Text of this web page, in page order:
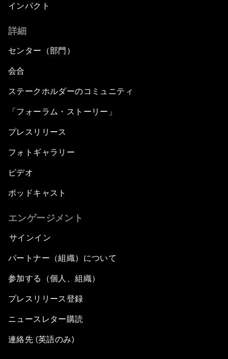
インパクト
詳細
センター（部門）
会合
ステークホルダーのコミュニティ
「フォーラム・ストーリー」
プレスリリース
フォトギャラリー
ビデオ
ポッドキャスト
エンゲージメント
サインイン
パートナー（組織）について
参加する（個人、組織）
プレスリリース登録
ニュースレター購読
連絡先 (英語のみ)